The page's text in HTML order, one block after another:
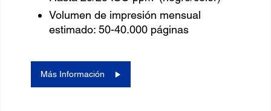
Volumen de impresión mensual
estimado: 50-40.000 páginas
Más Información